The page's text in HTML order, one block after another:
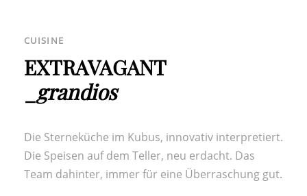
CUISINE
EXTRAVAGANT
grandios
Die Sterneküche im Kubus, innovativ interpretiert.
Die Speisen auf dem Teller, neu erdacht. Das
Team dahinter, immer für eine Überraschung gut.